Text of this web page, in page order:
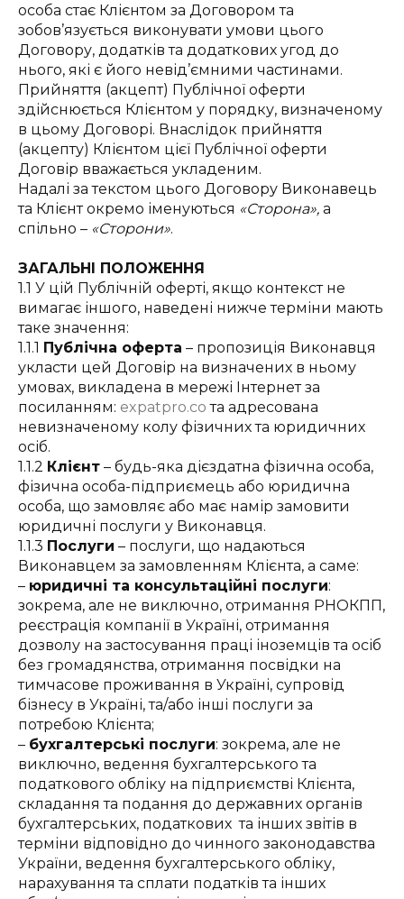
особа стає Клієнтом за Договором та
зобов’язується виконувати умови цього
Договору, додатків та додаткових угод до
нього, які є його невід’ємними частинами.
Прийняття (акцепт) Публічної оферти
здійснюється Клієнтом у порядку, визначеному
в цьому Договорі. Внаслідок прийняття
(акцепту) Клієнтом цієї Публічної оферти
Договір вважається укладеним.
Надалі за текстом цього Договору Виконавець
та Клієнт окремо іменуються «Сторона», а
спільно – «Сторони».
ЗАГАЛЬНІ ПОЛОЖЕННЯ
1.1 У цій Публічній оферті, якщо контекст не
вимагає іншого, наведені нижче терміни мають
таке значення:
1.1.1 Публічна оферта – пропозиція Виконавця
укласти цей Договір на визначених в ньому
умовах, викладена в мережі Інтернет за
посиланням: expatpro.co та адресована
невизначеному колу фізичних та юридичних
осіб.
1.1.2 Клієнт – будь-яка дієздатна фізична особа,
фізична особа-підприємець або юридична
особа, що замовляє або має намір замовити
юридичні послуги у Виконавця.
1.1.3 Послуги – послуги, що надаються
Виконавцем за замовленням Клієнта, а саме:
– юридичні та консультаційні послуги:
зокрема, але не виключно, отримання РНОКПП,
реєстрація компанії в Україні, отримання
дозволу на застосування праці іноземців та осіб
без громадянства, отримання посвідки на
тимчасове проживання в Україні, супровід
бізнесу в Україні, та/або інші послуги за
потребою Клієнта;
– бухгалтерські послуги: зокрема, але не
виключно, ведення бухгалтерського та
податкового обліку на підприємстві Клієнта,
складання та подання до державних органів
бухгалтерських, податкових та інших звітів в
терміни відповідно до чинного законодавства
України, ведення бухгалтерського обліку,
нарахування та сплати податків та інших